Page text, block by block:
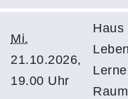
Mi.
21.10.2026,
19.00 Uhr
Haus